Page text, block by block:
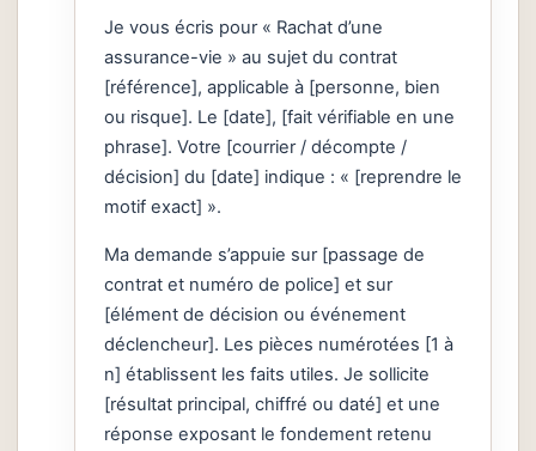
Je vous écris pour « Rachat d’une
assurance-vie » au sujet du contrat
[référence], applicable à [personne, bien
ou risque]. Le [date], [fait vérifiable en une
phrase]. Votre [courrier / décompte /
décision] du [date] indique : « [reprendre le
motif exact] ».
Ma demande s’appuie sur [passage de
contrat et numéro de police] et sur
[élément de décision ou événement
déclencheur]. Les pièces numérotées [1 à
n] établissent les faits utiles. Je sollicite
[résultat principal, chiffré ou daté] et une
réponse exposant le fondement retenu